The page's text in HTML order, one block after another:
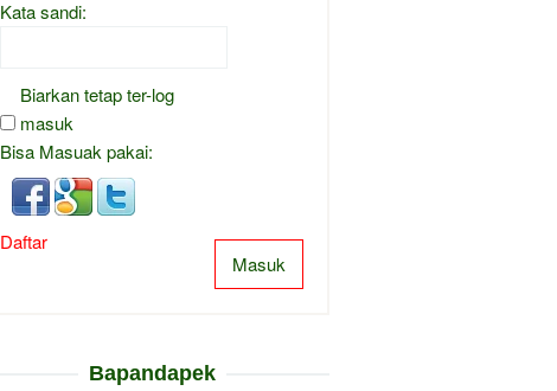
Kata sandi:
Biarkan tetap ter-log
masuk
Bisa Masuak pakai:
Masuk
Daftar
Bapandapek